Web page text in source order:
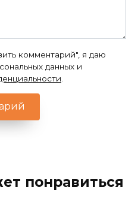
комментарий", я даю
данных и
понравиться